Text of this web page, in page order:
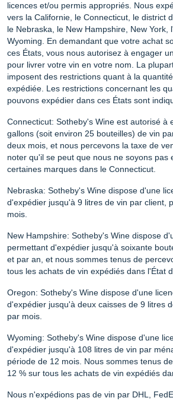
licences et/ou permis appropriés. Nous
vers la Californie, le Connecticut, le district
le Nebraska, le New Hampshire, New York,
Wyoming. En demandant que votre achat
ces États, vous nous autorisez à engager
pour livrer votre vin en votre nom. La
imposent des restrictions quant à la
expédiée. Les restrictions concernant les
pouvons expédier dans ces États sont
Connecticut: Sotheby's Wine est autorisé à
gallons (soit environ 25 bouteilles) de vin
deux mois, et nous percevons la taxe de
noter qu'il se peut que nous ne soyons pas
certaines marques dans le Connecticut.
Nebraska: Sotheby's Wine dispose d'une
d'expédier jusqu'à 9 litres de vin par client,
mois.
New Hampshire: Sotheby's Wine dispose
permettant d'expédier jusqu'à soixante
et par an, et nous sommes tenus de
tous les achats de vin expédiés dans l'État
Oregon: Sotheby's Wine dispose d'une
d'expédier jusqu'à deux caisses de 9 litres
par mois.
Wyoming: Sotheby's Wine dispose d'une
d'expédier jusqu'à 108 litres de vin par
période de 12 mois. Nous sommes tenus
12 % sur tous les achats de vin expédiés
Nous n'expédions pas de vin par DHL,